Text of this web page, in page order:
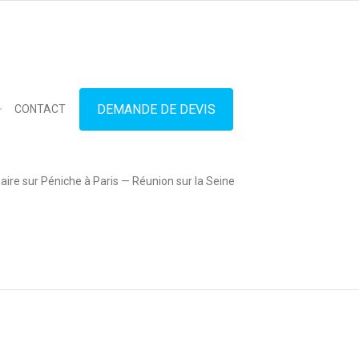
CONTACT DEMANDE DE DEVIS
sur Péniche à Paris — Réunion sur la Seine